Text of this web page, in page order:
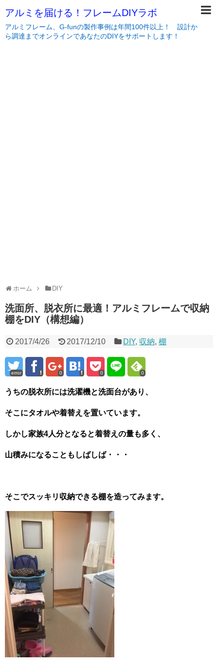
アルミを届ける！フレームDIYラボ
アルミフレーム、G-funの製作事例は年間100件以上！ 設計か
ら調達までオンラインであなたのDIYをサポートします！
ホーム DIY
洗面所、脱衣所に最適！アルミフレームで収納
棚をDIY（構想編）
2017/4/26 2017/12/10 DIY, 収納,棚
error 0 0 0
うちの脱衣所には洗濯機と洗面台があり、
そこにタオルや着替えを置いています。
しかし家族4人分となると着替えの量も多く、
山積みになることもしばしば・・・
そこでスッキリ収納できる棚を造ってみます。